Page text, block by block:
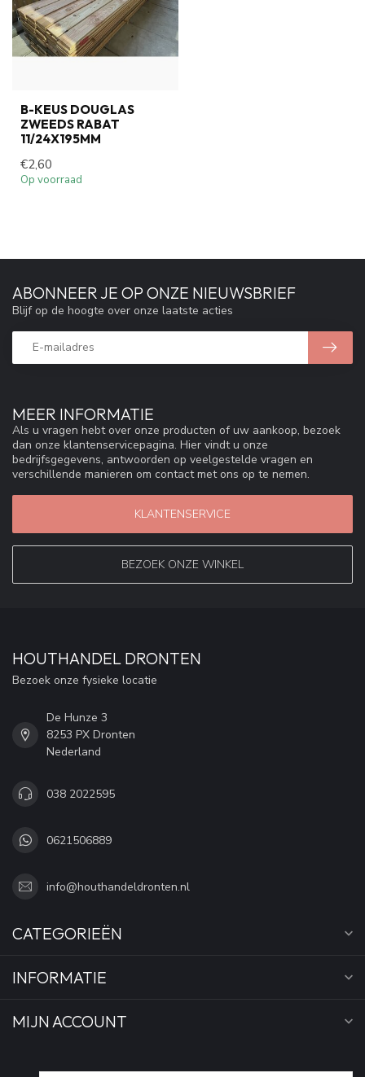
B-KEUS DOUGLAS
ZWEEDS RABAT
11/24X195MM
€2,60
Op voorraad
MEER INFORMATIE
Als u vragen hebt over onze producten of uw aankoop, bezoek
dan onze klantenservicepagina. Hier vindt u onze
bedrijfsgegevens, antwoorden op veelgestelde vragen en
verschillende manieren om contact met ons op te nemen.
KLANTENSERVICE
BEZOEK ONZE WINKEL
ABONNEER JE OP ONZE NIEUWSBRIEF
Blijf op de hoogte over onze laatste acties
HOUTHANDEL DRONTEN
Bezoek onze fysieke locatie
De Hunze 3
8253 PX Dronten
Nederland
038 2022595
0621506889
info@houthandeldronten.nl
CATEGORIEËN
INFORMATIE
MIJN ACCOUNT